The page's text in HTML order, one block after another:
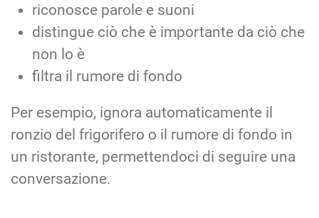
riconosce parole e suoni
distingue ciò che è importante da ciò che
non lo è
filtra il rumore di fondo
Per esempio, ignora automaticamente il
ronzio del frigorifero o il rumore di fondo in
un ristorante, permettendoci di seguire una
conversazione.